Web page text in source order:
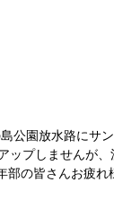
公園放水路にサ
ップしませんが
部の皆さんお疲れ